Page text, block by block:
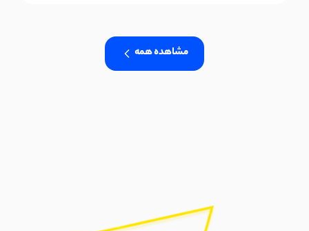
مشاهده همه